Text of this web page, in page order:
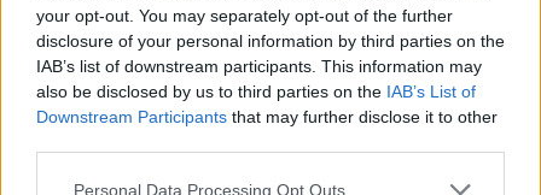
your opt-out. You may separately opt-out of the further
disclosure of your personal information by third parties on the
IAB’s list of downstream participants. This information may
also be disclosed by us to third parties on the IAB’s List of
Downstream Participants that may further disclose it to other
Personal Data Processing Opt Outs